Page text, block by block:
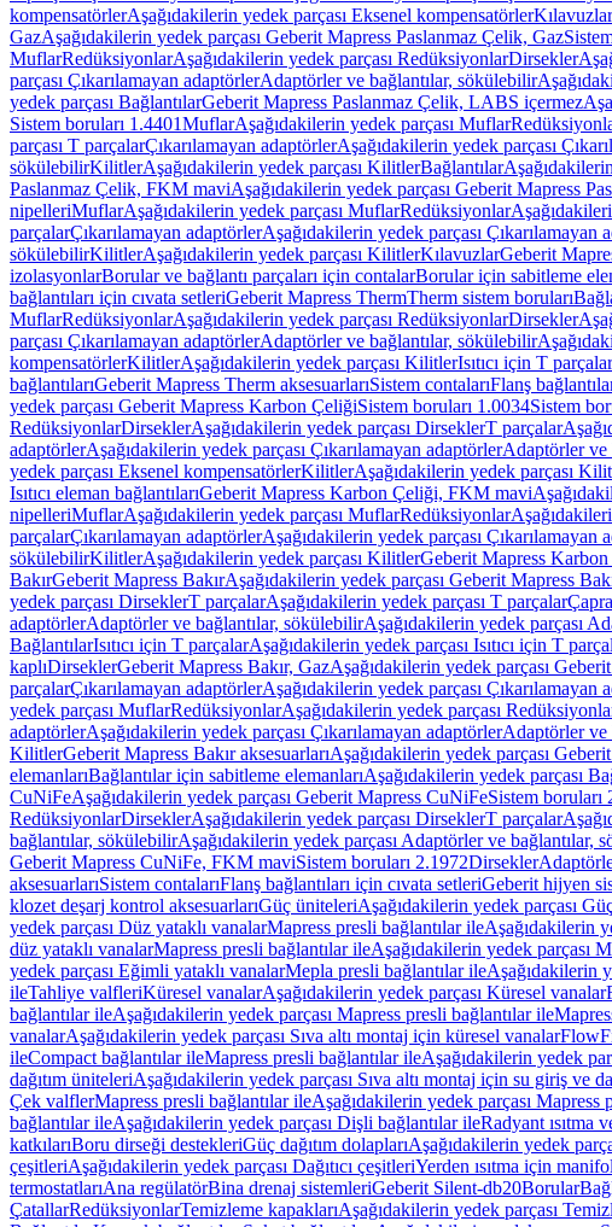
kompensatörlerAşağıdakilerin yedek parçası Eksenel kompensatörlerKılavuzlar
GazAşağıdakilerin yedek parçası Geberit Mapress Paslanmaz Çelik, Gaz
MuflarRedüksiyonlarAşağıdakilerin yedek parçası RedüksiyonlarDirsekler
parçası Çıkarılamayan adaptörlerAdaptörler ve bağlantılar, sökülebilir
yedek parçası BağlantılarGeberit Mapress Paslanmaz Çelik, LABS içermez
Sistem boruları 1.4401MuflarAşağıdakilerin yedek parçası Muflar
parçası T parçalarÇıkarılamayan adaptörlerAşağıdakilerin yedek parçası
sökülebilirKilitlerAşağıdakilerin yedek parçası KilitlerBağlantılar
Paslanmaz Çelik, FKM maviAşağıdakilerin yedek parçası Geberit Mapress
nipelleriMuflarAşağıdakilerin yedek parçası MuflarRedüksiyonlar
parçalarÇıkarılamayan adaptörlerAşağıdakilerin yedek parçası Çıkarılamayan
sökülebilirKilitlerAşağıdakilerin yedek parçası KilitlerKılavuzlarGeberit
izolasyonlarBorular ve bağlantı parçaları için contalarBorular için sabitleme
bağlantıları için cıvata setleriGeberit Mapress ThermTherm sistem boruları
MuflarRedüksiyonlarAşağıdakilerin yedek parçası RedüksiyonlarDirsekler
parçası Çıkarılamayan adaptörlerAdaptörler ve bağlantılar, sökülebilir
kompensatörlerKilitlerAşağıdakilerin yedek parçası KilitlerIsıtıcı için T parçalar
bağlantılarıGeberit Mapress Therm aksesuarlarıSistem contalarıFlanş
yedek parçası Geberit Mapress Karbon ÇeliğiSistem boruları 1.0034Sistem
RedüksiyonlarDirseklerAşağıdakilerin yedek parçası DirseklerT parçalar
adaptörlerAşağıdakilerin yedek parçası Çıkarılamayan adaptörlerAdaptörler ve
yedek parçası Eksenel kompensatörlerKilitlerAşağıdakilerin yedek parçası
Isıtıcı eleman bağlantılarıGeberit Mapress Karbon Çeliği, FKM mavi
nipelleriMuflarAşağıdakilerin yedek parçası MuflarRedüksiyonlar
parçalarÇıkarılamayan adaptörlerAşağıdakilerin yedek parçası Çıkarılamayan
sökülebilirKilitlerAşağıdakilerin yedek parçası KilitlerGeberit Mapress Karbon
BakırGeberit Mapress BakırAşağıdakilerin yedek parçası Geberit Mapress
yedek parçası DirseklerT parçalarAşağıdakilerin yedek parçası T parçalar
adaptörlerAdaptörler ve bağlantılar, sökülebilirAşağıdakilerin yedek parçası
BağlantılarIsıtıcı için T parçalarAşağıdakilerin yedek parçası Isıtıcı için T
kaplıDirseklerGeberit Mapress Bakır, GazAşağıdakilerin yedek parçası
parçalarÇıkarılamayan adaptörlerAşağıdakilerin yedek parçası Çıkarılamayan
yedek parçası MuflarRedüksiyonlarAşağıdakilerin yedek parçası
adaptörlerAşağıdakilerin yedek parçası Çıkarılamayan adaptörlerAdaptörler ve
KilitlerGeberit Mapress Bakır aksesuarlarıAşağıdakilerin yedek parçası
elemanlarıBağlantılar için sabitleme elemanlarıAşağıdakilerin yedek parçası
CuNiFeAşağıdakilerin yedek parçası Geberit Mapress CuNiFeSistem boruları
RedüksiyonlarDirseklerAşağıdakilerin yedek parçası DirseklerT parçalar
bağlantılar, sökülebilirAşağıdakilerin yedek parçası Adaptörler ve bağlantılar,
Geberit Mapress CuNiFe, FKM maviSistem boruları 2.1972Dirsekler
aksesuarlarıSistem contalarıFlanş bağlantıları için cıvata setleriGeberit hijyen
klozet deşarj kontrol aksesuarlarıGüç üniteleriAşağıdakilerin yedek parçası
yedek parçası Düz yataklı vanalarMapress presli bağlantılar ileAşağıdakilerin
düz yataklı vanalarMapress presli bağlantılar ileAşağıdakilerin yedek parçası
yedek parçası Eğimli yataklı vanalarMepla presli bağlantılar ileAşağıdakilerin
ileTahliye valfleriKüresel vanalarAşağıdakilerin yedek parçası Küresel vanalar
bağlantılar ileAşağıdakilerin yedek parçası Mapress presli bağlantılar ile
vanalarAşağıdakilerin yedek parçası Sıva altı montaj için küresel vanalar
ileCompact bağlantılar ileMapress presli bağlantılar ileAşağıdakilerin yedek
dağıtım üniteleriAşağıdakilerin yedek parçası Sıva altı montaj için su giriş ve
Çek valflerMapress presli bağlantılar ileAşağıdakilerin yedek parçası Mapress
bağlantılar ileAşağıdakilerin yedek parçası Dişli bağlantılar ileRadyant ısıtma
katkılarıBoru dirseği destekleriGüç dağıtım dolaplarıAşağıdakilerin yedek
çeşitleriAşağıdakilerin yedek parçası Dağıtıcı çeşitleriYerden ısıtma için
termostatlarıAna regülatörBina drenaj sistemleriGeberit Silent-db20Borular
ÇatallarRedüksiyonlarTemizleme kapaklarıAşağıdakilerin yedek parçası